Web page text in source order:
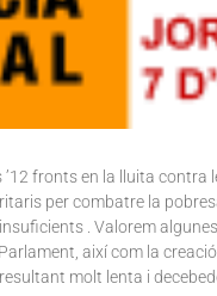
’12 fronts en la lluita
per combatre la
. Valorem
així com la
molt lenta i